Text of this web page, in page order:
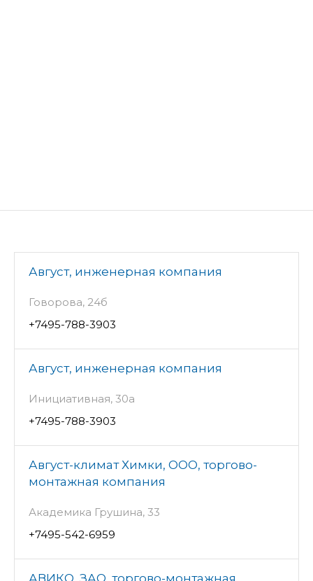
Август, инженерная компания
Говорова, 24б
+7495-788-3903
Август, инженерная компания
Инициативная, 30а
+7495-788-3903
Август-климат Химки, ООО, торгово-
монтажная компания
Академика Грушина, 33
+7495-542-6959
АВИКО, ЗАО, торгово-монтажная